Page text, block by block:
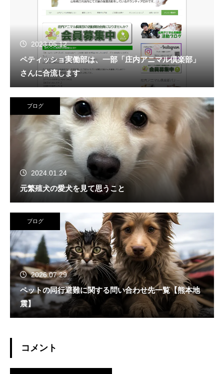
2023.05.12
ペティッショ実働部は、一部「庄内アニマル倶楽部」
さんに合流します
ブログ
2024.01.24
元繁殖犬の愛犬を見て思うこと
ブログ
2026.07.29
ペットの同行避難に関する問い合わせ先一覧【熊本地
震】
コメント